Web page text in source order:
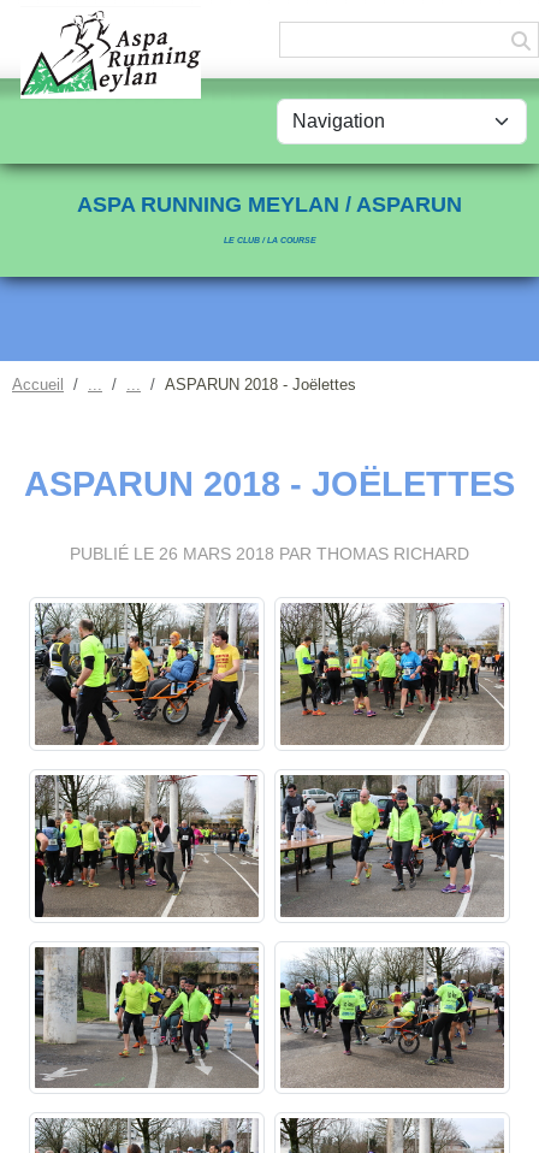
ASPA RUNNING MEYLAN / ASPARUN
LE CLUB / LA COURSE
Accueil ASPARUN 2018 - Joëlettes
ASPARUN 2018 - JOËLETTES
PUBLIÉ LE 26 MARS 2018 PAR THOMAS RICHARD
Panneau de gestion des cookies